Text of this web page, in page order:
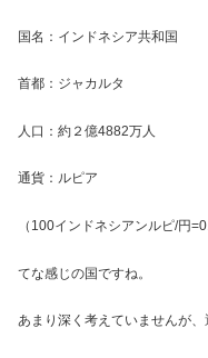
国名：インドネシア共和国
首都：ジャカルタ
人口：約２億4882万人
通貨：ルピア
（100インドネシアンルピ/円
てな感じの国ですね。
あまり深く考えていませんが、